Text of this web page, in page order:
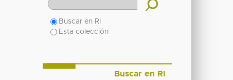
Buscar en RI
Esta colección
Buscar en RI